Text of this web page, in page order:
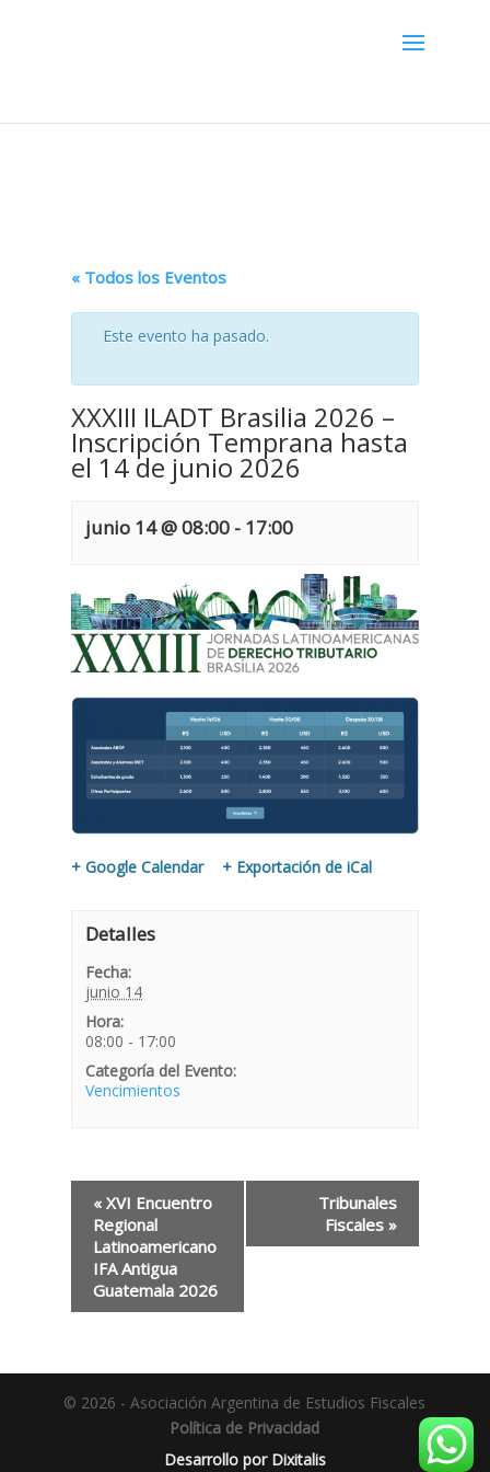
« Todos los Eventos
Este evento ha pasado.
XXXIII ILADT Brasilia 2026 –
Inscripción Temprana hasta
el 14 de junio 2026
junio 14 @ 08:00- 17:00
+ Google Calendar + Exportación de iCal
Detalles
Fecha:
junio 14
Hora:
08:00 - 17:00
Categoría del Evento:
Vencimientos
«XVI Encuentro
Regional
Latinoamericano
IFA Antigua
Guatemala 2026
Tribunales
Fiscales»
© 2026 - Asociación Argentina de Estudios Fiscales
Política de Privacidad
Desarrollo por Dixitalis